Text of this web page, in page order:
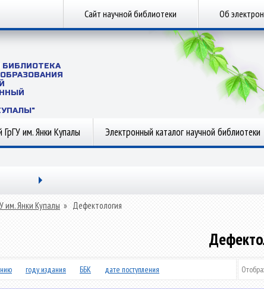
Сайт научной библиотеки Об
БИБЛИОТЕКА
ГрГУ им. Янки Купалы Электронный каталог научной библиотеки
им. Янки Купалы » Дефектология
году издания ББК дате поступления